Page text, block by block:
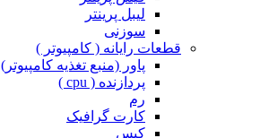
لیبل پرینتر
سوزنی
قطعات رایانه ( کامپیوتر )
پاور (منبع تغذیه کامپیوتر)
پردازنده ( cpu )
رم
کارت گرافیک
کیس